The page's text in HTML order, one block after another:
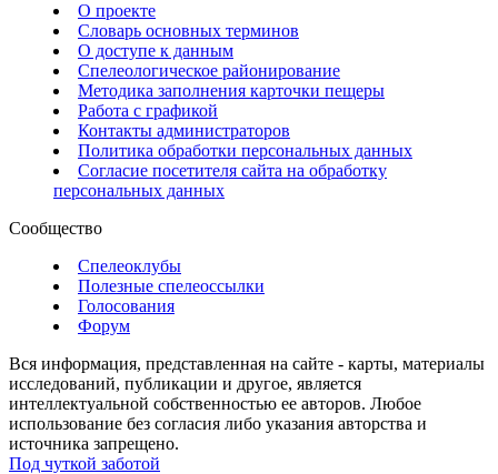
О проекте
Словарь основных терминов
О доступе к данным
Спелеологическое районирование
Методика заполнения карточки пещеры
Работа с графикой
Контакты администраторов
Политика обработки персональных данных
Согласие посетителя сайта на обработку
персональных данных
Сообщество
Спелеоклубы
Полезные спелеоссылки
Голосования
Форум
Вся информация, представленная на сайте - карты, материалы
исследований, публикации и другое, является
интеллектуальной собственностью ее авторов. Любое
использование без согласия либо указания авторства и
источника запрещено.
Под чуткой заботой